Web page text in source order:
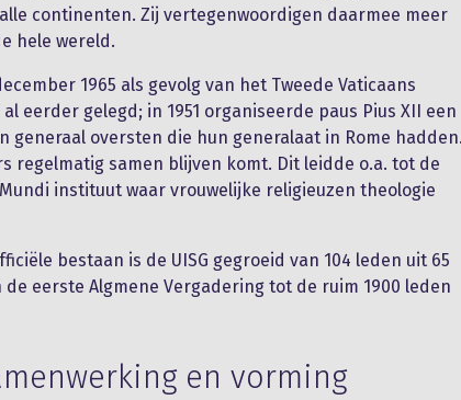
continenten. Zij vertegenwoordigen daarmee meer
hele wereld.
1965 als gevolg van het Tweede Vaticaans
eerder gelegd; in 1951 organiseerde paus Pius XII een
generaal oversten die hun generalaat in Rome hadden.
regelmatig samen blijven komt. Dit leidde o.a. tot de
instituut waar vrouwelijke religieuzen theologie
bestaan is de UISG gegroeid van 104 leden uit 65
eerste Algmene Vergadering tot de ruim 1900 leden
en vorming